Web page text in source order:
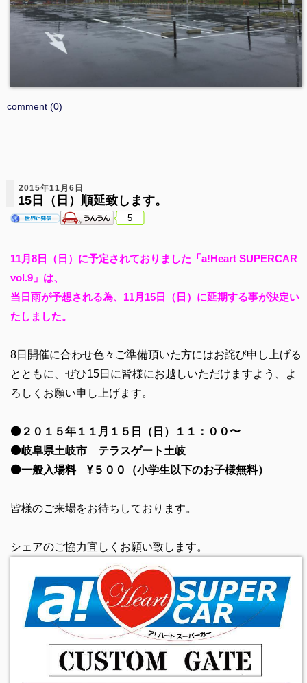
comment (0)
2015年11月6日
15日（日）順延致します。
5
11月8日（日）に予定されておりました「a!Heart SUPERCAR
vol.9」は、
当日雨が予想される為、11月15日（日）に延期する事が決定い
たしました。
8日開催に合わせ色々ご準備頂いた方にはお詫び申し上げる
とともに、ぜひ15日に皆様にお越しいただけますよう、よ
ろしくお願い申し上げます。
⚫️２０１５年１１月１５日（日）１１：００〜
⚫️岐阜県土岐市 テラスゲート土岐
⚫️一般入場料 ¥５００（小学生以下のお子様無料）
皆様のご来場をお待ちしております。
シェアのご協力宜しくお願い致します。